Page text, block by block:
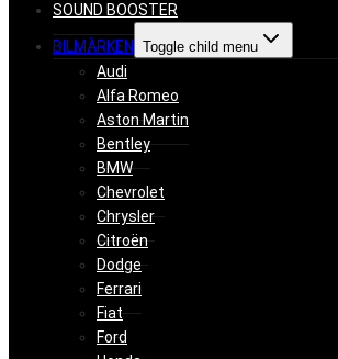
SOUND BOOSTER
BILMÄRKEN Toggle child menu
Audi
Alfa Romeo
Aston Martin
Bentley
BMW
Chevrolet
Chrysler
Citroën
Dodge
Ferrari
Fiat
Ford